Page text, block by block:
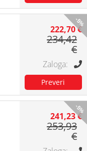
-5%
222,70 €
234,42
€
-5%
241,23 €
253,93
€